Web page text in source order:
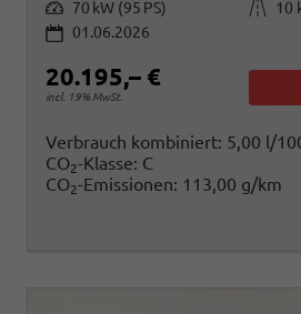
Leistung 70 kW (95 PS) Kilometerstand
10
01.06.2026
20.195,– €
incl. 19% MwSt.
Verbrauch kombiniert: 5,00 l/
CO2-Klasse: C
CO2-Emissionen: 113,00 g/km